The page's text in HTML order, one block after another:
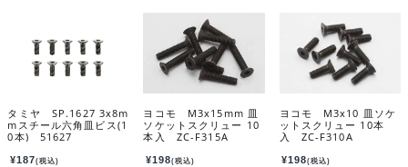
タミヤ SP.1627 3x8m
mスチール六角皿ビス(1
0本) 51627
¥187(税込)
ヨコモ M3x15mm 皿
ソケットスクリュー 10
本入 ZC-F315A
¥198(税込)
ヨコモ M3x10 皿ソケ
ットスクリュー 10本
入 ZC-F310A
¥198(税込)